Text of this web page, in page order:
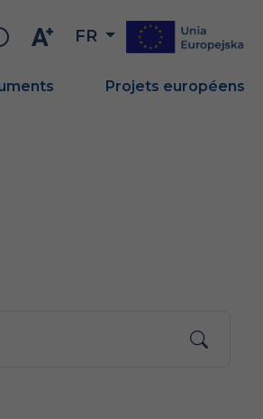
FR
Projets européens